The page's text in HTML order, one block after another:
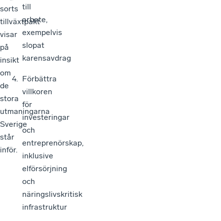
sorts
tillväxtpakt
visar
på
insikt
om
de
stora
utmaningarna
Sverige
står
inför.
till
arbete,
exempelvis
slopat
karensavdrag
Förbättra
villkoren
för
investeringar
och
entreprenörskap,
inklusive
elförsörjning
och
näringslivskritisk
infrastruktur